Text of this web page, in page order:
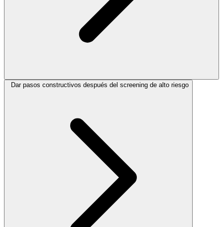
Dar pasos constructivos después del screening de alto riesgo